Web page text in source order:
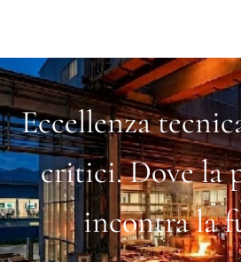
Eccellenza
critici. Dove la
incontra la